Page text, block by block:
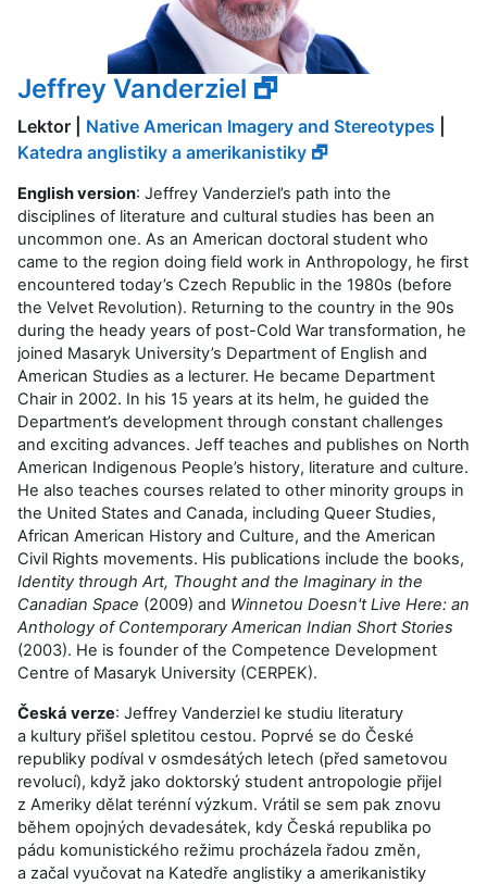
Jeffrey Vanderziel 🗗
Lektor | Native American Imagery and Stereotypes
Katedra anglistiky a amerikanistiky 🗗
English version: Jeffrey Vanderziel’s path into the
disciplines of literature and cultural studies has been an
uncommon one. As an American doctoral student who
came to the region doing field work in Anthropology, he first
encountered today’s Czech Republic in the 1980s (before
the Velvet Revolution). Returning to the country in the 90s
during the heady years of post-Cold War transformation, he
joined Masaryk University’s Department of English and
American Studies as a lecturer. He became Department
Chair in 2002. In his 15 years at its helm, he guided the
Department’s development through constant challenges
and exciting advances. Jeff teaches and publishes on North
American Indigenous People’s history, literature and culture.
He also teaches courses related to other minority groups in
the United States and Canada, including Queer Studies,
African American History and Culture, and the American
Civil Rights movements. His publications include the books,
Identity through Art, Thought and the Imaginary in the
Canadian Space (2009) and Winnetou Doesn't Live Here: an
Anthology of Contemporary American Indian Short Stories
(2003). He is founder of the Competence Development
Centre of Masaryk University (CERPEK).
Česká verze: Jeffrey Vanderziel ke studiu literatury
a kultury přišel spletitou cestou. Poprvé se do České
republiky podíval v osmdesátých letech (před sametovou
revolucí), když jako doktorský student antropologie přijel
z Ameriky dělat terénní výzkum. Vrátil se sem pak znovu
během opojných devadesátek, kdy Česká republika po
pádu komunistického režimu procházela řadou změn,
a začal vyučovat na Katedře anglistiky a amerikanistiky